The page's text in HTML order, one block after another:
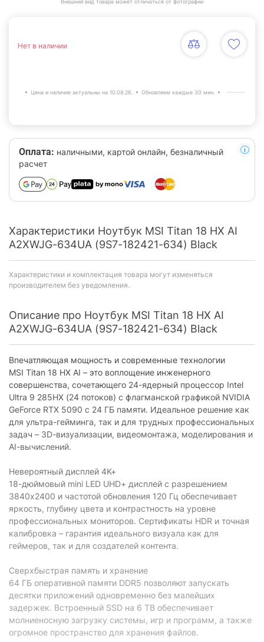
Внешний вид товара может отличаться от фотографии
Нет в наличии
Цена и наличие актуальны на 10.08.26. Обновляем каждые 30 мин.
Оплата: наличными, картой онлайн, безналичный
расчет
Характеристики Ноутбук MSI Titan 18 HX AI
A2XWJG-634UA (9S7-182421-634) Black
Характеристики и комплектация товара могут изменяться
производителем без уведомления.
Описание про Ноутбук MSI Titan 18 HX AI
A2XWJG-634UA (9S7-182421-634) Black
Впечатляющая мощность и современные технологии
MSI Titan 18 HX AI – это воплощение инженерного
совершенства, сочетающего 24-ядерный процессор Intel
Ultra 9 285HX (24 потоков) с флагманской графикой NVIDIA
GeForce RTX 5090 с 24 ГБ памяти. Идеальное решение как
для ультра-гейминга, так и для трудных профессиональных
задач – 3D-визуализации, видеомонтажа, моделирования и
AI-вычислений.
Невероятный дисплей 4K+
18-дюймовый mini LED UHD+ дисплей с разрешением
3840x2400 и частотой обновления 120 Гц обеспечивает
яркость, глубину цвета и контрастность на уровне
профессиональных мониторов. Сертификаты HDR и точная
калибровка – гарантия идеального визуала как для
геймеров, так и для создателей контента.
Сверхбыстрая память и хранение
64 ГБ оперативной памяти DDR5 позволяют запускать
десятки приложений одновременно без малейших
задержек. Встроенный SSD на 6 ТВ обеспечивает
молниеносную загрузку системы, игр и программ, а также
огромное пространство для хранения файлов.